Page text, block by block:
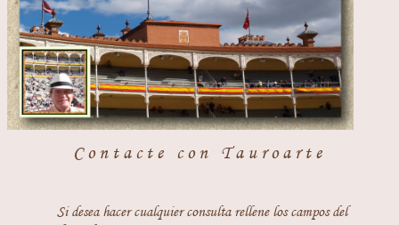
Contacte con Tauroarte
Si desea hacer cualquier consulta rellene los campos del